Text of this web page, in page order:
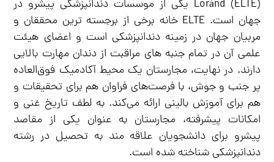
Loránd (ELTE) یکی از موسسات دندانپزشکی پیشرو در
جهان است. ELTE خانه برخی از برجسته ترین محققان و
مربیان جهان در زمینه دندانپزشکی است و اعضای هیئت
علمی آن در تمام جنبه های مراقبت از دندان مهارت بالایی
دارند. در نهایت، مجارستان یک محیط آکادمیک فوق‌العاده
پر جنب و جوش، با فرصت‌های فراوان هم برای تحقیقات و
هم برای آموزش بالینی ارائه می‌کند. به لطف تاریخ غنی و
امکانات پیشرفته، مجارستان به عنوان یکی از مقاصد
پیشرو برای دانشجویان علاقه مند به تحصیل در رشته
دندانپزشکی شناخته شده است.